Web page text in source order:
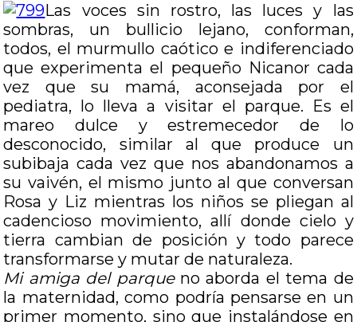
Las voces sin rostro, las luces y las
sombras, un bullicio lejano, conforman,
todos, el murmullo caótico e indiferenciado
que experimenta el pequeño Nicanor cada
vez que su mamá, aconsejada por el
pediatra, lo lleva a visitar el parque. Es el
mareo dulce y estremecedor de lo
desconocido, similar al que produce un
subibaja cada vez que nos abandonamos a
su vaivén, el mismo junto al que conversan
Rosa y Liz mientras los niños se pliegan al
cadencioso movimiento, allí donde cielo y
tierra cambian de posición y todo parece
transformarse y mutar de naturaleza.
Mi amiga del parqueno aborda el tema de
la maternidad, como podría pensarse en un
primer momento, sino que instalándose en